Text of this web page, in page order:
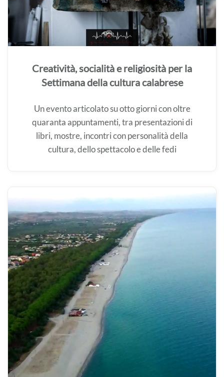
Creatività, socialità e religiosità per la
Settimana della cultura calabrese
Un evento articolato su otto giorni con oltre
quaranta appuntamenti, tra presentazioni di
libri, mostre, incontri con personalità della
cultura, dello spettacolo e delle fedi